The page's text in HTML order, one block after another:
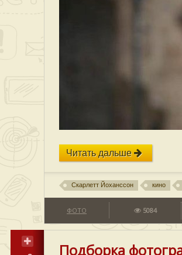
Читать дальше
Скарлетт Йоханссон кино
ФОТО 5084
Подборка